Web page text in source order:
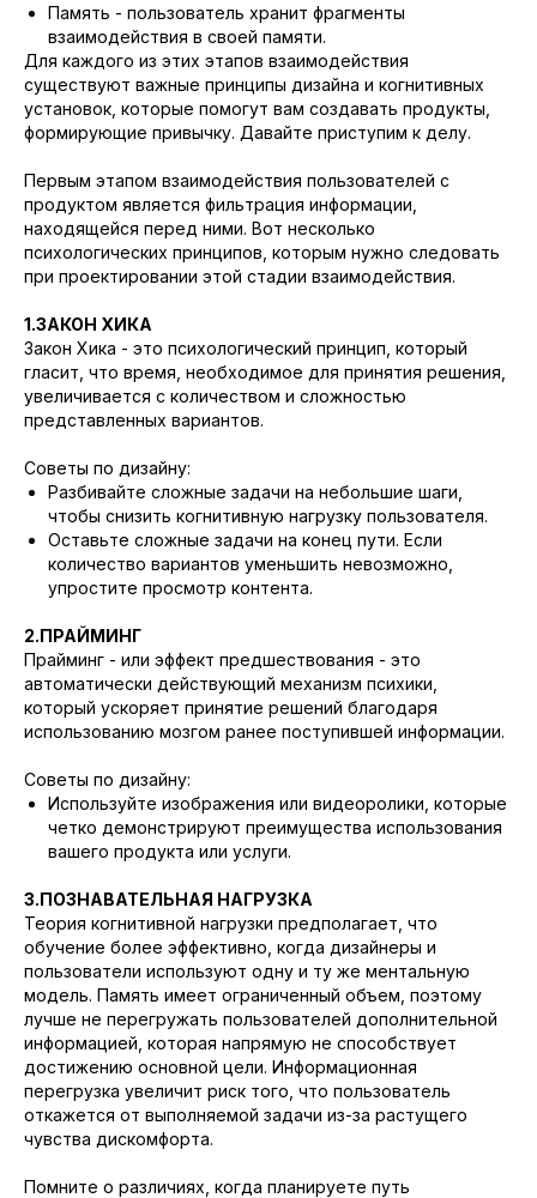
Память - пользователь хранит фрагменты
взаимодействия в своей памяти.
Для каждого из этих этапов взаимодействия
существуют важные принципы дизайна и когнитивных
установок, которые помогут вам создавать продукты,
формирующие привычку. Давайте приступим к делу.
Первым этапом взаимодействия пользователей с
продуктом является фильтрация информации,
находящейся перед ними. Вот несколько
психологических принципов, которым нужно следовать
при проектировании этой стадии взаимодействия.
1.ЗАКОН ХИКА
Закон Хика - это психологический принцип, который
гласит, что время, необходимое для принятия решения,
увеличивается с количеством и сложностью
представленных вариантов.
Советы по дизайну:
Разбивайте сложные задачи на небольшие шаги,
чтобы снизить когнитивную нагрузку пользователя.
Оставьте сложные задачи на конец пути. Если
количество вариантов уменьшить невозможно,
упростите просмотр контента.
2.ПРАЙМИНГ
Прайминг - или эффект предшествования - это
автоматически действующий механизм психики,
который ускоряет принятие решений благодаря
использованию мозгом ранее поступившей информации.
Советы по дизайну:
Используйте изображения или видеоролики, которые
четко демонстрируют преимущества использования
вашего продукта или услуги.
3.ПОЗНАВАТЕЛЬНАЯ НАГРУЗКА
Теория когнитивной нагрузки предполагает, что
обучение более эффективно, когда дизайнеры и
пользователи используют одну и ту же ментальную
модель. Память имеет ограниченный объем, поэтому
лучше не перегружать пользователей дополнительной
информацией, которая напрямую не способствует
достижению основной цели. Информационная
перегрузка увеличит риск того, что пользователь
откажется от выполняемой задачи из-за растущего
чувства дискомфорта.
Помните о различиях, когда планируете путь